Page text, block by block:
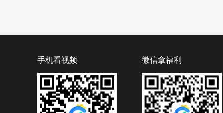
手机看视频 微信拿福利